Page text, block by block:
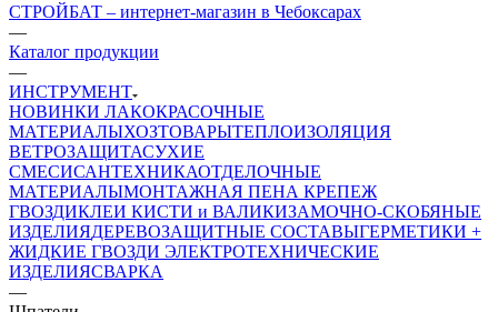
СТРОЙБАТ – интернет-магазин в Чебоксарах
—
Каталог продукции
—
ИНСТРУМЕНТ
НОВИНКИ ЛАКОКРАСОЧНЫЕ
МАТЕРИАЛЫХОЗТОВАРЫТЕПЛОИЗОЛЯЦИЯ
ВЕТРОЗАЩИТАСУХИЕ
СМЕСИСАНТЕХНИКАОТДЕЛОЧНЫЕ
МАТЕРИАЛЫМОНТАЖНАЯ ПЕНА КРЕПЕЖ
ГВОЗДИКЛЕИ КИСТИ и ВАЛИКИЗАМОЧНО-СКОБЯНЫЕ
ИЗДЕЛИЯДЕРЕВОЗАЩИТНЫЕ СОСТАВЫГЕРМЕТИКИ +
ЖИДКИЕ ГВОЗДИ ЭЛЕКТРОТЕХНИЧЕСКИЕ
ИЗДЕЛИЯСВАРКА
—